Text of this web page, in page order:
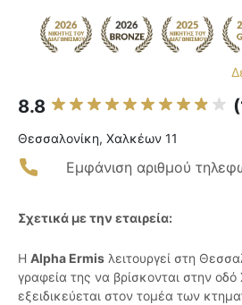
8.8
Θεσσαλονίκη, Χαλκέων 11
Εμφάνιση αριθμού
Σχετικά με την εταιρεία:
Η Alpha Ermis λειτουργεί στη
γραφεία της να βρίσκονται στην
εξειδικεύεται στον τομέα των